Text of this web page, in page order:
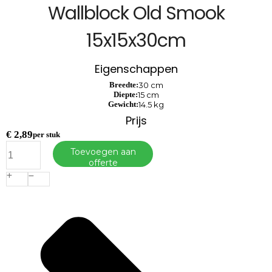
Wallblock Old Smook
15x15x30cm
Eigenschappen
Breedte:30 cm
Diepte:15 cm
Gewicht:14.5 kg
Prijs
€ 2,89per stuk
Old
Smook
15x15x30cm
aantal
Toevoegen aan
offerte